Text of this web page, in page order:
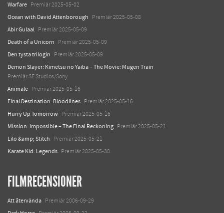
Warfare Premiär 2025-05-02
Ocean with David Attenborough Premiär 2025-05-08
Abir Gulaal Premiär 2025-05-09
Death of a Unicorn Premiär 2025-05-09
Den tysta trilogin Premiär 2025-05-09
Demon Slayer: Kimetsu no Yaiba – The Movie: Mugen Train
Premiär SF Studios/Sony
Animale Premiär 2025-05-16
Final Destination: Bloodlines Premiär 2025-05-16
Hurry Up Tomorrow Premiär 2025-05-16
Mission: Impossible – The Final Reckoning Premiär 2025-05-21
Lilo &amp; Stitch Premiär 2025-05-21
Karate Kid: Legends Premiär 2025-05-30
FILMRECENSIONER
Att återvända Premiär 2006-09-29